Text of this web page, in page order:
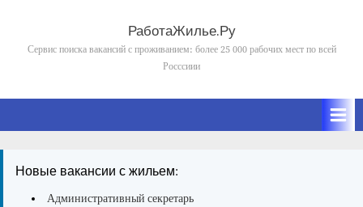
content
РаботаЖилье.Ру
Сервис поиска вакансий с проживанием: более 25 000 рабочих мест по всей
Росссиии
Новые вакансии с жильем:
Административный секретарь